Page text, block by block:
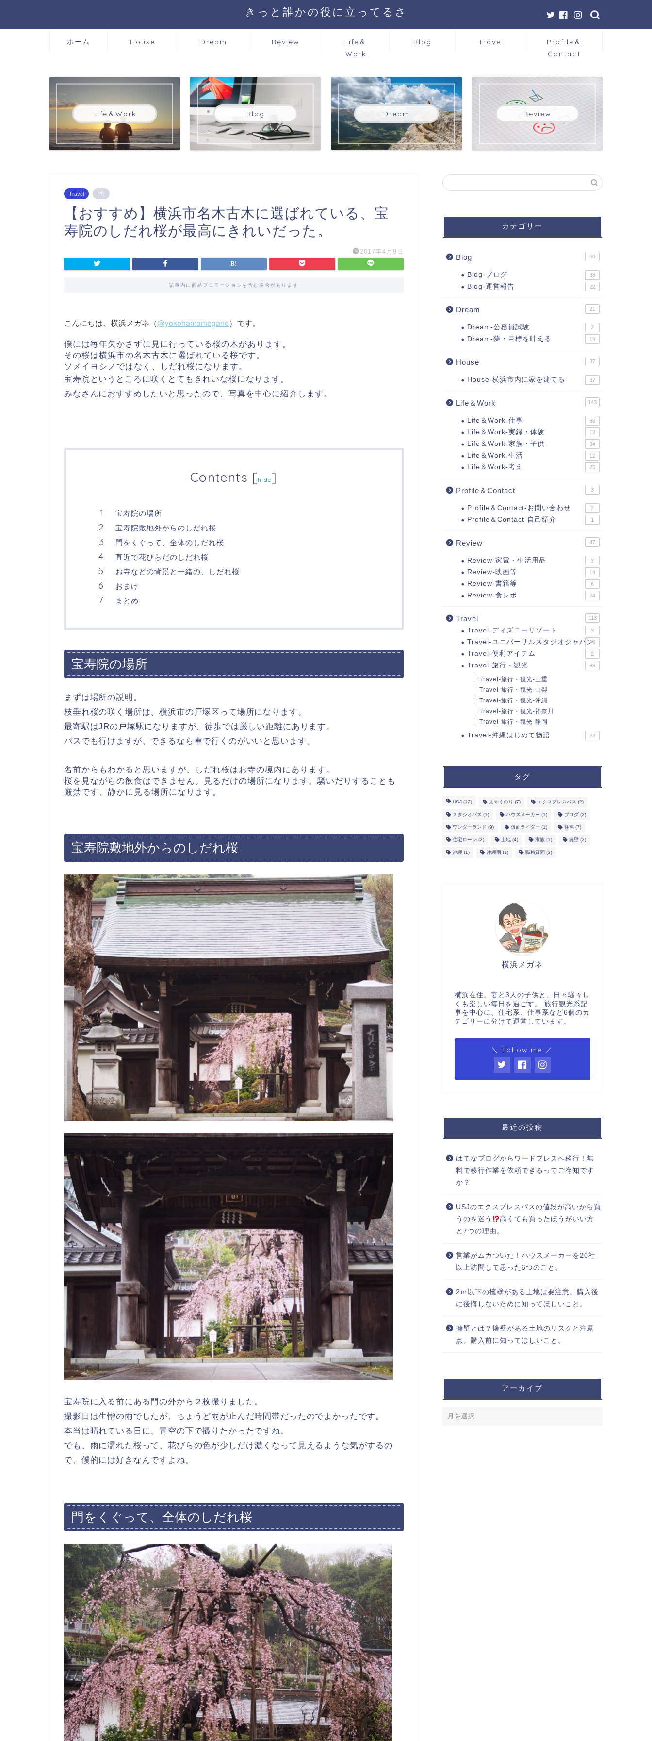
きっと誰かの役に立ってるさ
ホーム House Dream Review
Life＆
Work
Blog Travel
Profile＆
Contact
Life＆Work Blog Dream Review
Travel PR
【おすすめ】横浜市名木古木に選ばれている、宝
寿院のしだれ桜が最高にきれいだった。
2017年4月9日
記事内に商品プロモーションを含む場合があります
こんにちは、横浜メガネ（@yokohamamegane）です。
僕には毎年欠かさずに見に行っている桜の木があります。
その桜は横浜市の名木古木に選ばれている桜です。
ソメイヨシノではなく、しだれ桜になります。
宝寿院というところに咲くとてもきれいな桜になります。
みなさんにおすすめしたいと思ったので、写真を中心に紹介します。
Contents [hide]
宝寿院の場所
宝寿院敷地外からのしだれ桜
門をくぐって、全体のしだれ桜
直近で花びらだのしだれ桜
お寺などの背景と一緒の、しだれ桜
おまけ
まとめ
宝寿院の場所
まずは場所の説明。
枝垂れ桜の咲く場所は、横浜市の戸塚区って場所になります。
最寄駅はJRの戸塚駅になりますが、徒歩では厳しい距離にあります。
バスでも行けますが、できるなら車で行くのがいいと思います。
名前からもわかると思いますが、しだれ桜はお寺の境内にあります。
桜を見ながらの飲食はできません。見るだけの場所になります。騒いだりすることも
厳禁です、静かに見る場所になります。
宝寿院敷地外からのしだれ桜
宝寿院に入る前にある門の外から２枚撮りました。
撮影日は生憎の雨でしたが、ちょうど雨が止んだ時間帯だったのでよかったです。
本当は晴れている日に、青空の下で撮りたかったですね。
でも、雨に濡れた桜って、花びらの色が少しだけ濃くなって見えるような気がするの
で、僕的には好きなんですよね。
門をくぐって、全体のしだれ桜
カテゴリー
Blog 60
Blog-ブログ 38
Blog-運営報告 22
Dream 21
Dream-公務員試験 2
Dream-夢・目標を叶える 19
House 37
House-横浜市内に家を建てる 37
Life＆Work 143
Life＆Work-仕事 60
Life＆Work-実録・体験 12
Life＆Work-家族・子供 34
Life＆Work-生活 12
Life＆Work-考え 25
Profile＆Contact 3
Profile＆Contact-お問い合わせ 2
Profile＆Contact-自己紹介 1
Review 47
Review-家電・生活用品 3
Review-映画等 14
Review-書籍等 6
Review-食レポ 24
Travel 113
Travel-ディズニーリゾート 3
Travel-ユニバーサルスタジオジャパン
18
Travel-便利アイテム 2
Travel-旅行・観光 68
Travel-旅行・観光-三重
Travel-旅行・観光-山梨
Travel-旅行・観光-沖縄
Travel-旅行・観光-神奈川
Travel-旅行・観光-静岡
Travel-沖縄はじめて物語 22
タグ
USJ(12) よやくのり (7) エクスプレスパス (2)
スタジオパス (1) ハウスメーカー (1) ブログ(2)
ワンダーランド (9) 仮面ライダー (1) 住宅(7)
住宅ローン (2) 土地(4) 家族(1) 擁壁(2)
沖縄 (1) 沖縄雨(1) 職務質問 (3)
横浜メガネ
横浜在住。妻と3人の子供と、日々騒々し
くも楽しい毎日を過ごす。 旅行観光系記
事を中心に、住宅系、仕事系など6個のカ
テゴリーに分けて運営しています。
＼ Follow me ／
最近の投稿
はてなブログからワードプレスへ移行！無
料で移行作業を依頼できるってご存知です
か？
USJのエクスプレスパスの値段が高いから買
うのを迷う
高くても買ったほうがいい方
と7つの理由。
営業がムカついた！ハウスメーカーを20社
以上訪問して思った6つのこと。
2ｍ以下の擁壁がある土地は要注意。購入後
に後悔しないために知ってほしいこと。
擁壁とは？擁壁がある土地のリスクと注意
点。購入前に知ってほしいこと。
アーカイブ